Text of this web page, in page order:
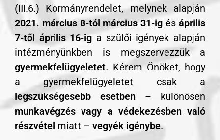
(III.6.) Kormányrendelet, melynek alapján
2021. március 8-tól március 31-ig ésáprilis
7-től április 16-ig a szülői igények alapján
intézményünkben is megszervezzük a
gyermekfelügyeletet. Kérem Önöket, hogy
a gyermekfelügyeletet csak a
legszükségesebb esetben – különösen
munkavégzés vagy a védekezésben való
részvétel miatt – vegyék igénybe.